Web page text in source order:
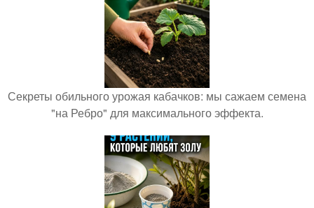
Секреты обильного урожая кабачков: мы сажаем семена
"на Ребро" для максимального эффекта.